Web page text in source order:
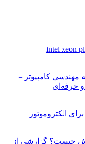
مهندسی کامپیوتر –
و حرفه‌ای
الکتروموتور
چیست؟ گزارشی از